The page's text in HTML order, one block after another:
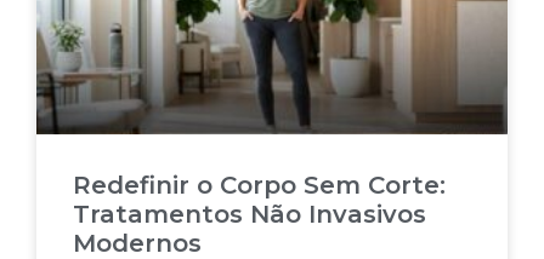
Redefinir o Corpo Sem Corte:
Tratamentos Não Invasivos
Modernos